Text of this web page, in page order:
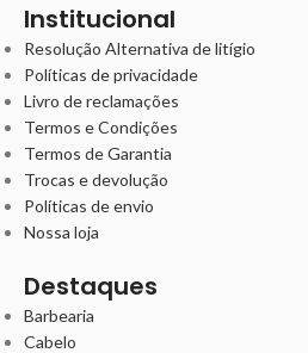
Institucional
Resolução Alternativa de litígio
Políticas de privacidade
Livro de reclamações
Termos e Condições
Termos de Garantia
Trocas e devolução
Políticas de envio
Nossa loja
Destaques
Barbearia
Cabelo